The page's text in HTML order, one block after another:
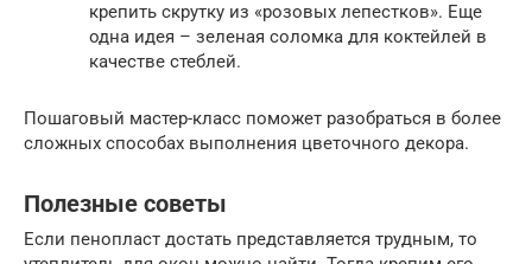
крепить скрутку из «розовых лепестков». Еще
одна идея – зеленая соломка для коктейлей в
качестве стеблей.
Пошаговый мастер-класс поможет разобраться в более
сложных способах выполнения цветочного декора.
Полезные советы
Если пенопласт достать представляется трудным, то